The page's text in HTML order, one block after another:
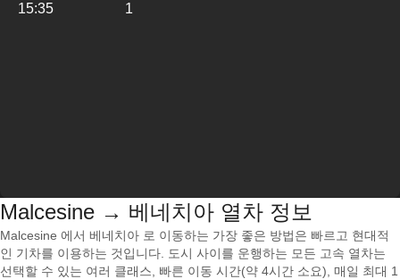
15:35 1
Malcesine → 베네치아 열차 정보
Malcesine 에서 베네치아 로 이동하는 가장 좋은 방법은 빠르고 현대적
인 기차를 이용하는 것입니다. 도시 사이를 운행하는 모든 고속 열차는
선택할 수 있는 여러 클래스, 빠른 이동 시간(약 4시간 소요), 매일 최대 1